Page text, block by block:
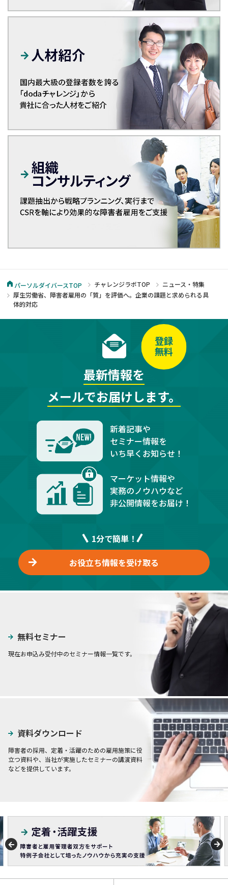
パーソルダイバースTOP チャレンジラボTOP
ニュース・特集
厚生労働省、障害者雇用の「質」を評価へ。企業の課題と求められる具
体的対応
最新情報を
メールでお届けします。
登録
無料
新着記事や
セミナー情報を
いち早くお知らせ！
マーケット情報や
実務のノウハウなど
非公開情報をお届け！
1分で簡単！
お役立ち情報を受け取る
無料セミナー
現在お申込み受付中のセミナー情報一覧です。
資料ダウンロード
障害者の採用、定着・活躍のための雇用施策に役
立つ資料や、当社が実施したセミナーの講演資料
などを提供しています。